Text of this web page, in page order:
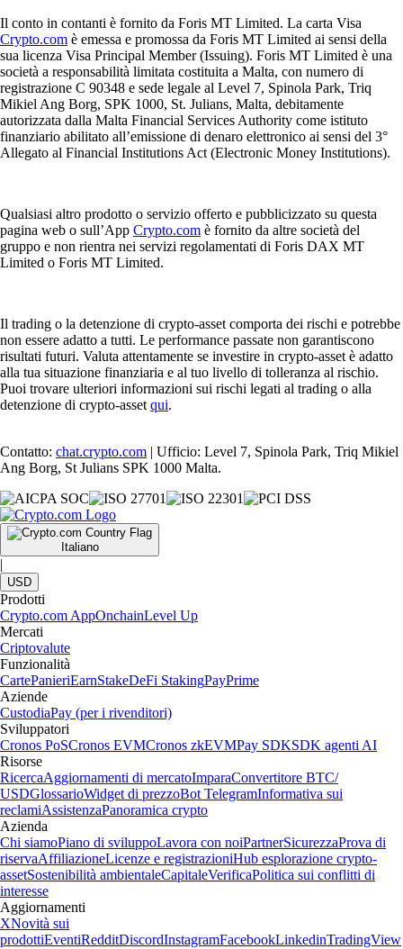
Il conto in contanti è fornito da Foris MT Limited. La carta Visa
Crypto.com è emessa e promossa da Foris MT Limited ai sensi della
sua licenza Visa Principal Member (Issuing). Foris MT Limited è una
società a responsabilità limitata costituita a Malta, con numero di
registrazione C 90348 e sede legale al Level 7, Spinola Park, Triq
Mikiel Ang Borg, SPK 1000, St. Julians, Malta, debitamente
autorizzata dalla Malta Financial Services Authority come istituto
finanziario abilitato all’emissione di denaro elettronico ai sensi del 3°
Allegato al Financial Institutions Act (Electronic Money Institutions).
Qualsiasi altro prodotto o servizio offerto e pubblicizzato su questa
pagina web o sull’App Crypto.com è fornito da altre società del
gruppo e non rientra nei servizi regolamentati di Foris DAX MT
Limited o Foris MT Limited.
Il trading o la detenzione di crypto-asset comporta dei rischi e potrebbe
non essere adatto a tutti. Le performance passate non garantiscono
risultati futuri. Valuta attentamente se investire in crypto-asset è adatto
alla tua situazione finanziaria e al tuo livello di tolleranza al rischio.
Puoi trovare ulteriori informazioni sui rischi legati al trading o alla
detenzione di crypto-asset qui.
Contatto: chat.crypto.com | Ufficio: Level 7, Spinola Park, Triq Mikiel
Ang Borg, St Julians SPK 1000 Malta.
Italiano
|
USD
Prodotti
Crypto.com AppOnchainLevel Up
Mercati
Criptovalute
Funzionalità
CartePanieriEarnStakeDeFi StakingPayPrime
Aziende
CustodiaPay (per i rivenditori)
Sviluppatori
Cronos PoSCronos EVMCronos zkEVMPay SDKSDK agenti AI
Risorse
RicercaAggiornamenti di mercatoImparaConvertitore BTC/
USDGlossarioWidget di prezzoBot TelegramInformativa sui
reclamiAssistenzaPanoramica crypto
Azienda
Chi siamoPiano di sviluppoLavora con noiPartnerSicurezzaProva di
riservaAffiliazioneLicenze e registrazioniHub esplorazione crypto-
assetSostenibilità ambientaleCapitaleVerificaPolitica sui conflitti di
interesse
Aggiornamenti
XNovità sui
prodottiEventiRedditDiscordInstagramFacebookLinkedinTradingView